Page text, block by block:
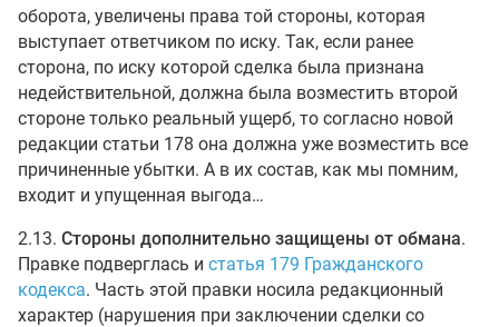
оборота, увеличены права той стороны, которая
выступает ответчиком по иску. Так, если ранее
сторона, по иску которой сделка была признана
недействительной, должна была возместить второй
стороне только реальный ущерб, то согласно новой
редакции статьи 178 она должна уже возместить все
причиненные убытки. А в их состав, как мы помним,
входит и упущенная выгода…
2.13. Стороны дополнительно защищены от обмана.
Правке подверглась и статья 179 Гражданского
кодекса. Часть этой правки носила редакционный
характер (нарушения при заключении сделки со